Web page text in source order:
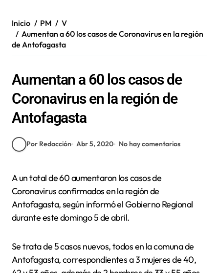
Inicio PM
V
Aumentan a 60 los casos de Coronavirus en la región
de Antofagasta
Aumentan a 60 los casos de
Coronavirus en la región de
Antofagasta
Por Redacción Abr 5, 2020 No hay comentarios
A un total de 60 aumentaron los casos de
Coronavirus confirmados en la región de
Antofagasta, según informó el Gobierno Regional
durante este domingo 5 de abril.
Se trata de 5 casos nuevos, todos en la comuna de
Antofagasta, correspondientes a 3 mujeres de 40,